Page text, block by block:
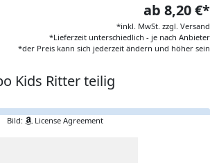
ab 8,20 €*
*inkl. MwSt. zzgl. Versand
*Lieferzeit unterschiedlich - je nach Anbieter
*der Preis kann sich jederzeit ändern und höher sein
Kids Ritter teilig
Bild: License Agreement